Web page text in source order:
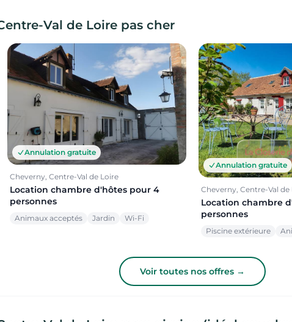
Val de Loire pas cher
Annulation gratuite
Cheverny, Centre-Val de Loire
Location chambre d'hôtes pour 4
personnes
Animaux acceptés Jardin Wi-Fi
Annulation gratuite
Cheverny, Centre-Val de
Location chambre
personnes
Piscine extérieure
Voir toutes nos offres →